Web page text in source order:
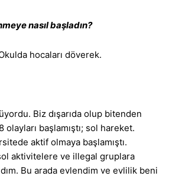
nasıl başladın?
hocaları döverek.
Biz dışarıda olup bitenden
başlamıştı; sol hareket.
aktif olmaya başlamıştı.
aktivitelere ve illegal gruplara
Bu arada evlendim ve evlilik beni